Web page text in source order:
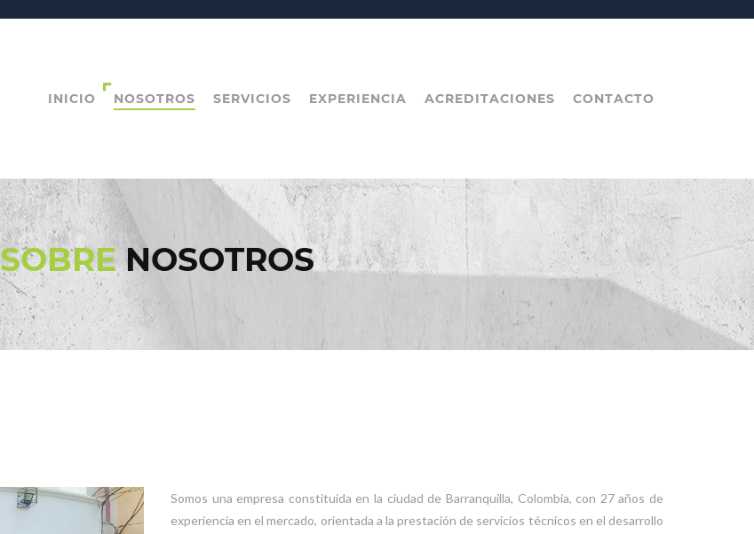
INICIO NOSOTROS SERVICIOS EXPERIENCIA ACREDITACIONES CONTACTO
SOBRENOSOTROS
Somos una empresa constituida en la ciudad de Barranquilla, Colombia, con 27 años de
experiencia en el mercado, orientada a la prestación de servicios técnicos en el desarrollo